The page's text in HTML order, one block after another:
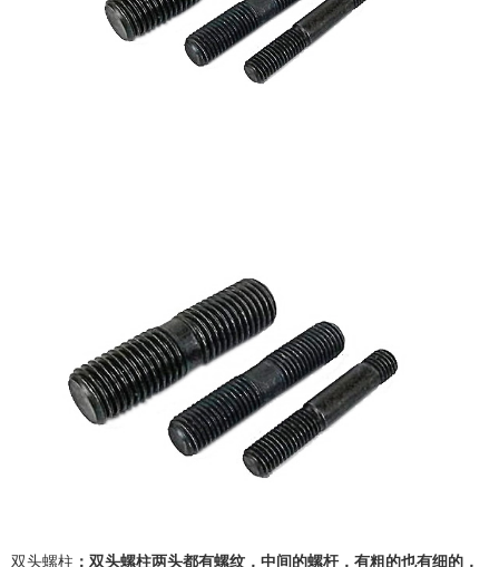
双头螺柱 ：双头螺柱两头都有螺纹，中间的螺杆，有粗的也有细的，